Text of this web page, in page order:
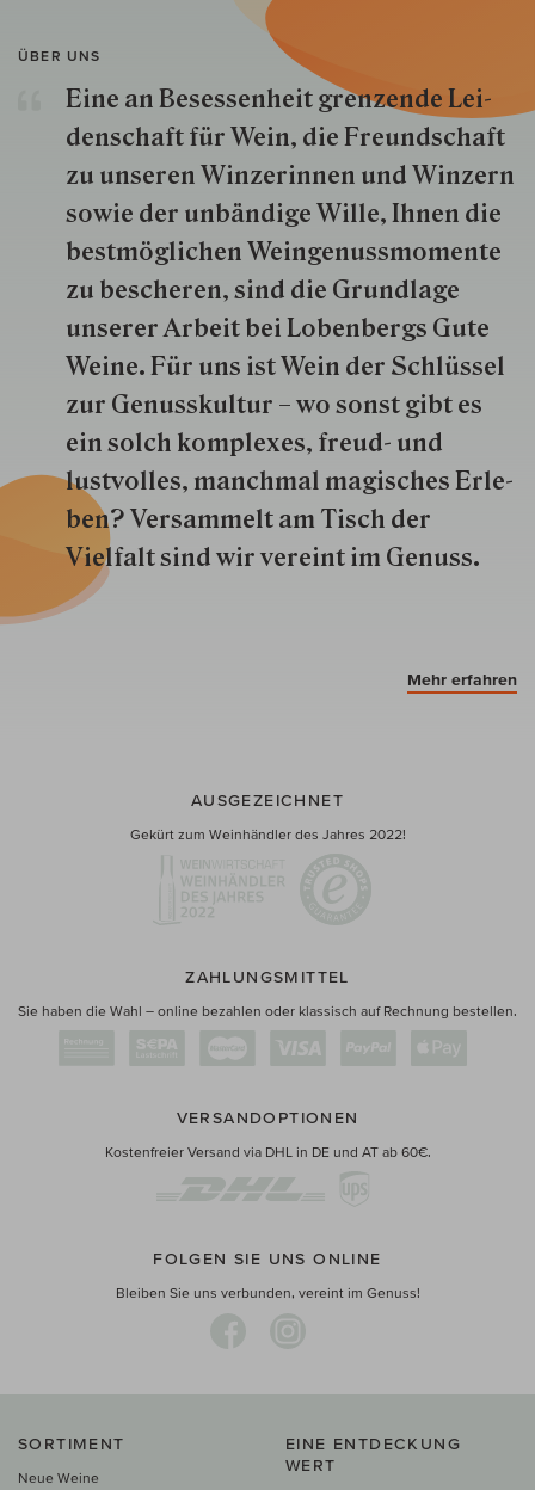
ÜBER UNS
Eine an Besessenheit gren­zende Lei­
den­schaft für Wein, die Freund­schaft
zu unseren Win­zer­innen und Win­zern
so­wie der un­bän­dige Wille, Ihnen die
best­mög­lich­en Wein­genuss­momente
zu besche­ren, sind die Grund­lage
unserer Arbeit bei Lobenbergs Gute
Weine. Für uns ist Wein der Schlüs­sel
zur Genuss­kultur – wo sonst gibt es
ein solch kom­plexes, freud- und
lustvolles, manchmal ma­gisch­es Er­le­
ben? Versammelt am Tisch der
Vielfalt sind wir ver­eint im Genuss.
Mehr erfahren
AUSGEZEICHNET
Gekürt zum Weinhändler des Jahres 2022!
ZAHLUNGSMITTEL
Sie haben die Wahl – online bezahlen oder klassisch auf Rechnung bestellen.
VERSANDOPTIONEN
Kostenfreier Versand via DHL in DE und AT ab 60€.
FOLGEN SIE UNS ONLINE
Bleiben Sie uns verbunden, vereint im Genuss!
SORTIMENT
Neue Weine
EINE ENTDECKUNG
WERT